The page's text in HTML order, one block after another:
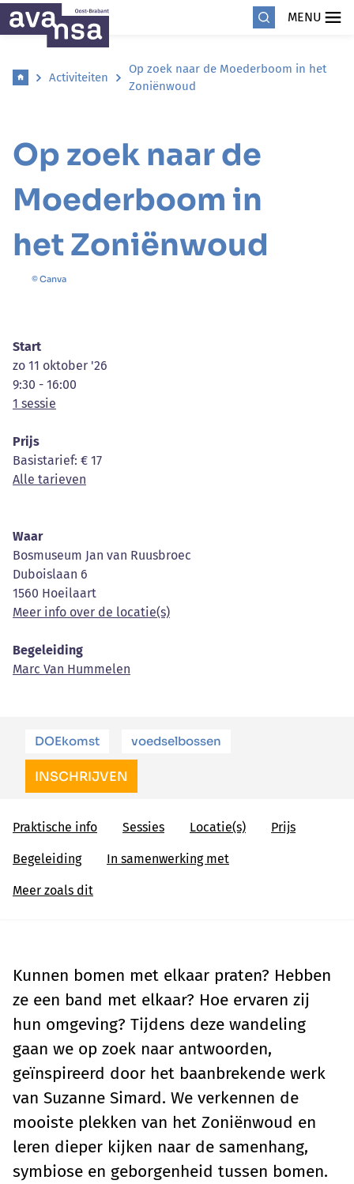
MENU
Activiteiten
Op zoek naar de Moederboom in het
Zoniënwoud
Op zoek naar de
Moederboom in
het Zoniënwoud
© Canva
Start
zo 11 oktober '26
9:30 - 16:00
1 sessie
Prijs
Basistarief: € 17
Alle tarieven
Waar
Bosmuseum Jan van Ruusbroec
Duboislaan 6
1560 Hoeilaart
Meer info over de locatie(s)
Begeleiding
Marc Van Hummelen
DOEkomst voedselbossen
INSCHRIJVEN
Praktische info Sessies Locatie(s) Prijs
Begeleiding In samenwerking met
Meer zoals dit
Kunnen bomen met elkaar praten? Hebben
ze een band met elkaar? Hoe ervaren zij
hun omgeving? Tijdens deze wandeling
gaan we op zoek naar antwoorden,
geïnspireerd door het baanbrekende werk
van Suzanne Simard. We verkennen de
mooiste plekken van het Zoniënwoud en
leren dieper kijken naar de samenhang,
symbiose en geborgenheid tussen bomen.